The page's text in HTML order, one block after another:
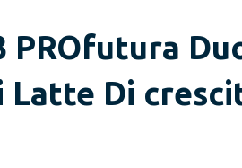
PROfutura
Latte Di